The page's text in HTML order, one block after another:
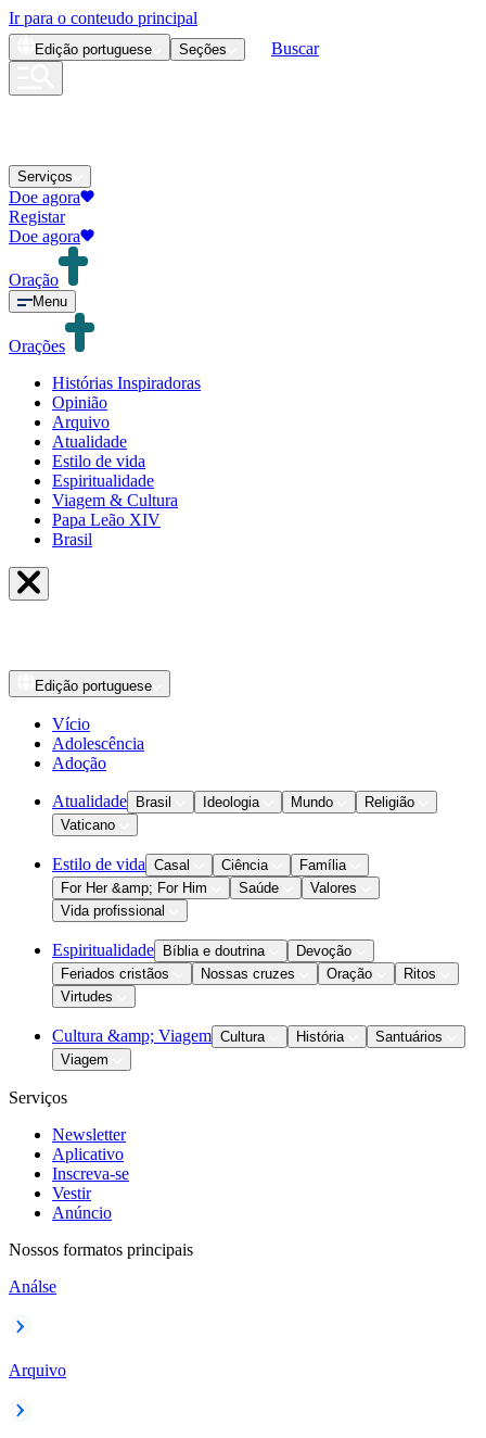
Ir para o conteudo principal
Edição portuguese Seções Buscar
Serviços
Doe agora
Registar
Doe agora
Oração
Menu
Orações
Histórias Inspiradoras
Opinião
Arquivo
Atualidade
Estilo de vida
Espiritualidade
Viagem & Cultura
Papa Leão XIV
Brasil
Edição portuguese
Vício
Adolescência
Adoção
Atualidade Brasil Ideologia Mundo
Religião
Vaticano
Estilo de vida Casal Ciência
Família
For Her &amp; For Him
Saúde
Valores
Vida profissional
Espiritualidade Bíblia e doutrina
Devoção
Feriados cristãos
Nossas cruzes Oração
Ritos
Virtudes
Cultura &amp; Viagem Cultura História
Santuários
Viagem
Serviços
Newsletter
Aplicativo
Inscreva-se
Vestir
Anúncio
Nossos formatos principais
Análse
Arquivo